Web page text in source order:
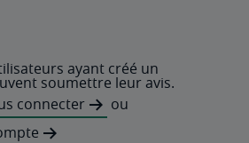
ayant créé un
soumettre leur avis.
connecter
ou